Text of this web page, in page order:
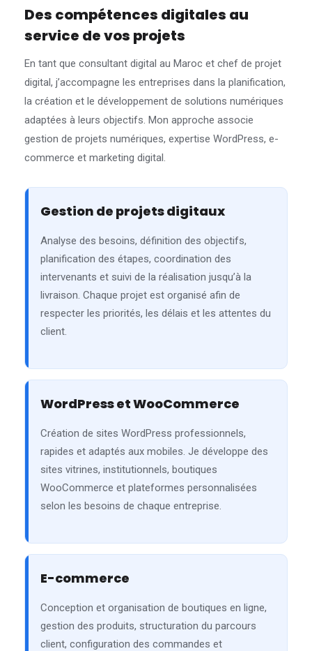
Des compétences digitales au
service de vos projets
En tant que consultant digital au Maroc et chef de projet
digital, j’accompagne les entreprises dans la planification,
la création et le développement de solutions numériques
adaptées à leurs objectifs. Mon approche associe
gestion de projets numériques, expertise WordPress, e-
commerce et marketing digital.
Gestion de projets digitaux
Analyse des besoins, définition des objectifs,
planification des étapes, coordination des
intervenants et suivi de la réalisation jusqu’à la
livraison. Chaque projet est organisé afin de
respecter les priorités, les délais et les attentes du
client.
WordPress et WooCommerce
Création de sites WordPress professionnels,
rapides et adaptés aux mobiles. Je développe des
sites vitrines, institutionnels, boutiques
WooCommerce et plateformes personnalisées
selon les besoins de chaque entreprise.
E-commerce
Conception et organisation de boutiques en ligne,
gestion des produits, structuration du parcours
client, configuration des commandes et